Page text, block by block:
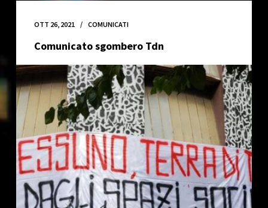
20/11/21
OTT 26, 2021 COMUNICATI
Comunicato sgombero Tdn